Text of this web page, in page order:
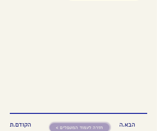
הקודם.ת < חזרה לעמוד המטפלים הבא.ה